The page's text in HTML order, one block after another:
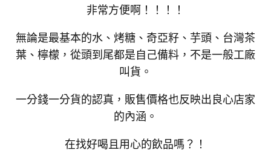
非常方便啊！！！！
無論是最基本的水、烤糖、奇亞籽、芋頭、台灣茶
葉、檸檬，從頭到尾都是自己備料，不是一般工廠
叫貨。
一分錢一分貨的認真，販售價格也反映出良心店家
的內涵。
在找好喝且用心的飲品嗎？！